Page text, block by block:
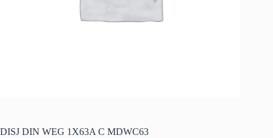
DISJ DIN WEG 1X63A C MDWC63